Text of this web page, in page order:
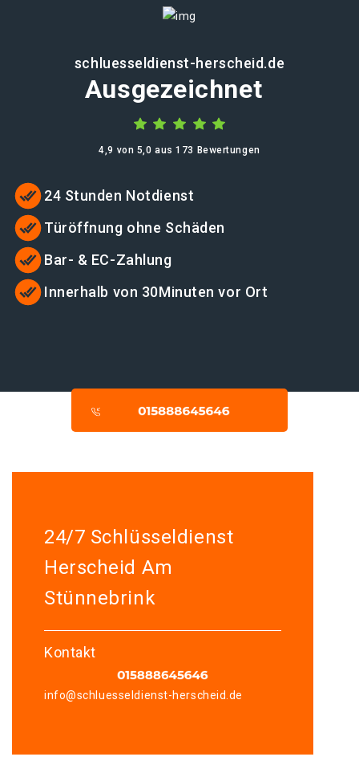
schluesseldienst-herscheid.de
Ausgezeichnet
4,9 von 5,0 aus 173 Bewertungen
24 Stunden Notdienst
Türöffnung ohne Schäden
Bar- & EC-Zahlung
Innerhalb von 30Minuten vor Ort
24/7 Schlüsseldienst
Herscheid Am
Stünnebrink
Kontakt
info@schluesseldienst-herscheid.de